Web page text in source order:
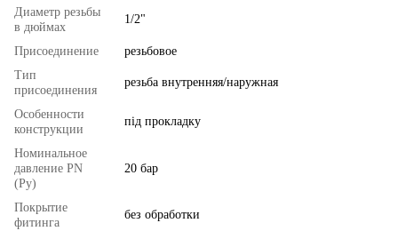
Диаметр резьбы
в дюймах
1/2"
Присоединение
резьбовое
Тип
присоединения
резьба внутренняя/наружная
Особенности
конструкции
під прокладку
Номинальное
давление PN
(Ру)
20 бар
Покрытие
фитинга
без обработки